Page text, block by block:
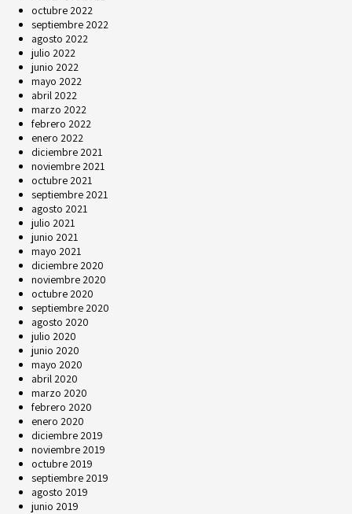
octubre 2022
septiembre 2022
agosto 2022
julio 2022
junio 2022
mayo 2022
abril 2022
marzo 2022
febrero 2022
enero 2022
diciembre 2021
noviembre 2021
octubre 2021
septiembre 2021
agosto 2021
julio 2021
junio 2021
mayo 2021
diciembre 2020
noviembre 2020
octubre 2020
septiembre 2020
agosto 2020
julio 2020
junio 2020
mayo 2020
abril 2020
marzo 2020
febrero 2020
enero 2020
diciembre 2019
noviembre 2019
octubre 2019
septiembre 2019
agosto 2019
junio 2019